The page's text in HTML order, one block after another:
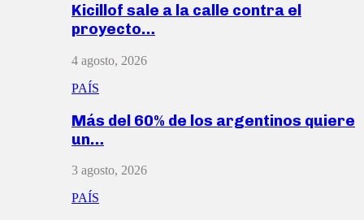
Kicillof sale a la calle contra el
proyecto…
4 agosto, 2026
PAÍS
Más del 60% de los argentinos quiere
un…
3 agosto, 2026
PAÍS